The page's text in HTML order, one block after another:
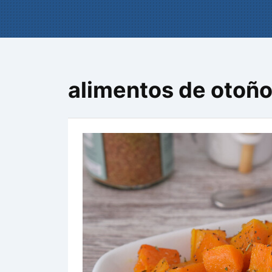
alimentos de otoño